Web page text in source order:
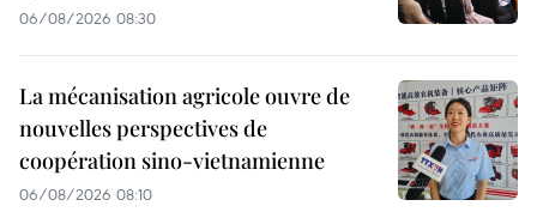
06/08/2026 08:30
La mécanisation agricole ouvre de
nouvelles perspectives de
coopération sino-vietnamienne
06/08/2026 08:10